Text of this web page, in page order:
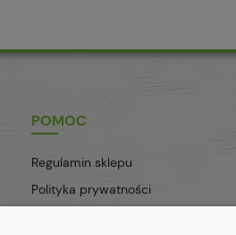
POMOC
Regulamin sklepu
Polityka prywatności